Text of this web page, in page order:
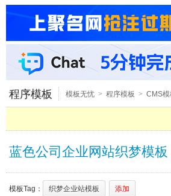
程序模板 模板无忧 > 程序模板 > CMS模
蓝色公司企业网站织梦模板
模板Tag： 织梦企业站模板 添加